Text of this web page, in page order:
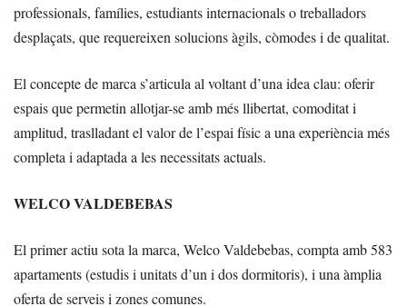
professionals, famílies, estudiants internacionals o treballadors
desplaçats, que requereixen solucions àgils, còmodes i de qualitat.
El concepte de marca s’articula al voltant d’una idea clau: oferir
espais que permetin allotjar-se amb més llibertat, comoditat i
amplitud, traslladant el valor de l’espai físic a una experiència més
completa i adaptada a les necessitats actuals.
WELCO VALDEBEBAS
El primer actiu sota la marca, Welco Valdebebas, compta amb 583
apartaments (estudis i unitats d’un i dos dormitoris), i una àmplia
oferta de serveis i zones comunes.